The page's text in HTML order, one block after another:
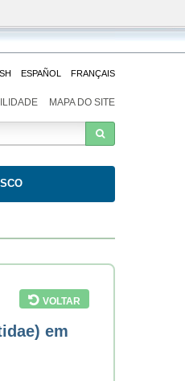
Fundação
Oswaldo
ESPAÑOL FRANÇAIS
MAPA DO SITE
VOLTAR
em